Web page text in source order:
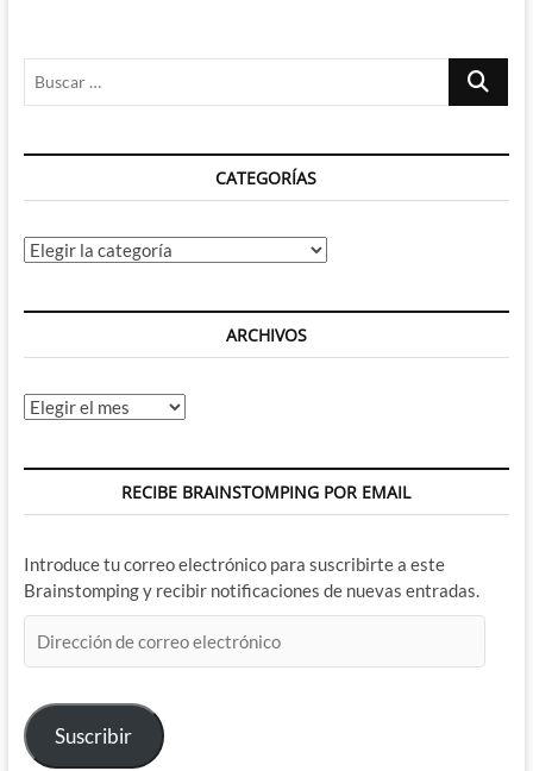
Buscar
CATEGORÍAS
Categorías
ARCHIVOS
Archivos
RECIBE BRAINSTOMPING POR EMAIL
Introduce tu correo electrónico para suscribirte a este
Brainstomping y recibir notificaciones de nuevas entradas.
de
electrónico
Suscribir